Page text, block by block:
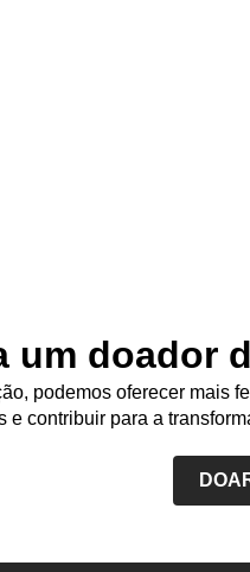
um doador
podemos oferecer mais
e contribuir para a